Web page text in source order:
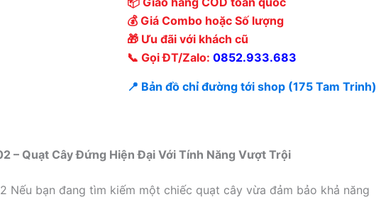
💰 Giá Combo hoặc Số lượng
🎁 Ưu đãi với khách cũ
📞 Gọi ĐT/Zalo: 0852.933.683
📍 Bản đồ chỉ đường tới shop (175 Tam Trinh)
– Quạt Cây Đứng Hiện Đại Với Tính Năng Vượt Trội
Nếu bạn đang tìm kiếm một chiếc quạt cây vừa đảm bảo khả năng